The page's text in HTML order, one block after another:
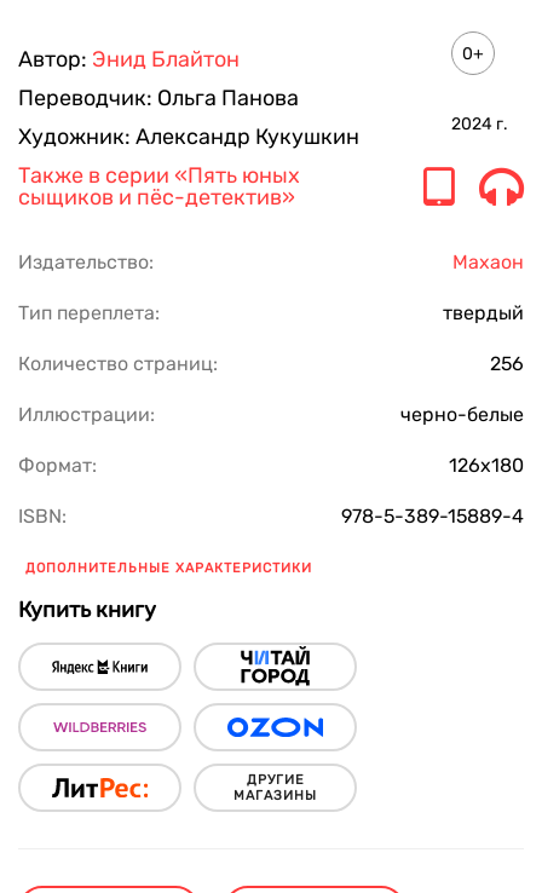
Автор: Энид Блайтон
Переводчик: Ольга Панова
Художник: Александр Кукушкин
0+
2024 г.
Также в серии «Пять юных
сыщиков и пёс-детектив»
Издательство: Махаон
Тип переплета: твердый
Количество страниц: 256
Иллюстрации: черно-белые
Формат: 126х180
ISBN: 978-5-389-15889-4
ДОПОЛНИТЕЛЬНЫЕ ХАРАКТЕРИСТИКИ
Купить книгу
ДРУГИЕ
МАГАЗИНЫ